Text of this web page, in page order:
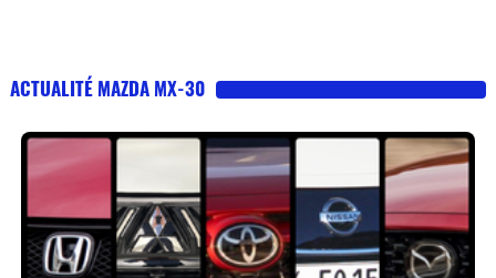
ACTUALITÉ MAZDA MX-30